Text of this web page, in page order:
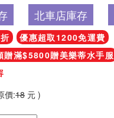
北車店庫存
優惠超取1200免運費
贈滿$5800贈美樂蒂水手服
價:18 元 )